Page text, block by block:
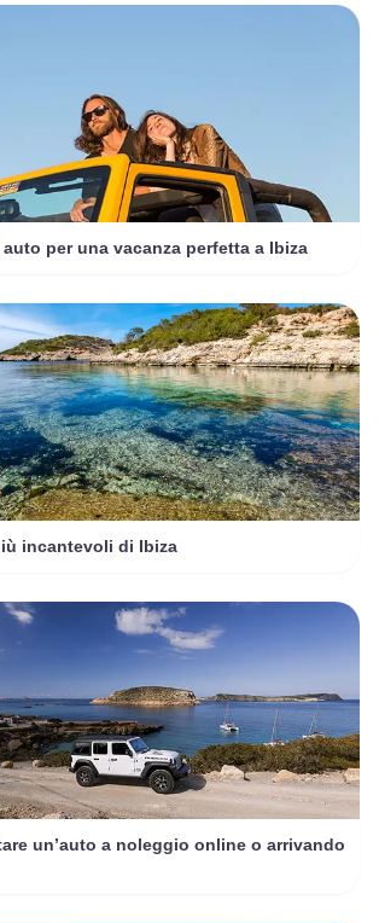
per una vacanza perfetta a Ibiza
incantevoli di Ibiza
un’auto a noleggio online o arrivando